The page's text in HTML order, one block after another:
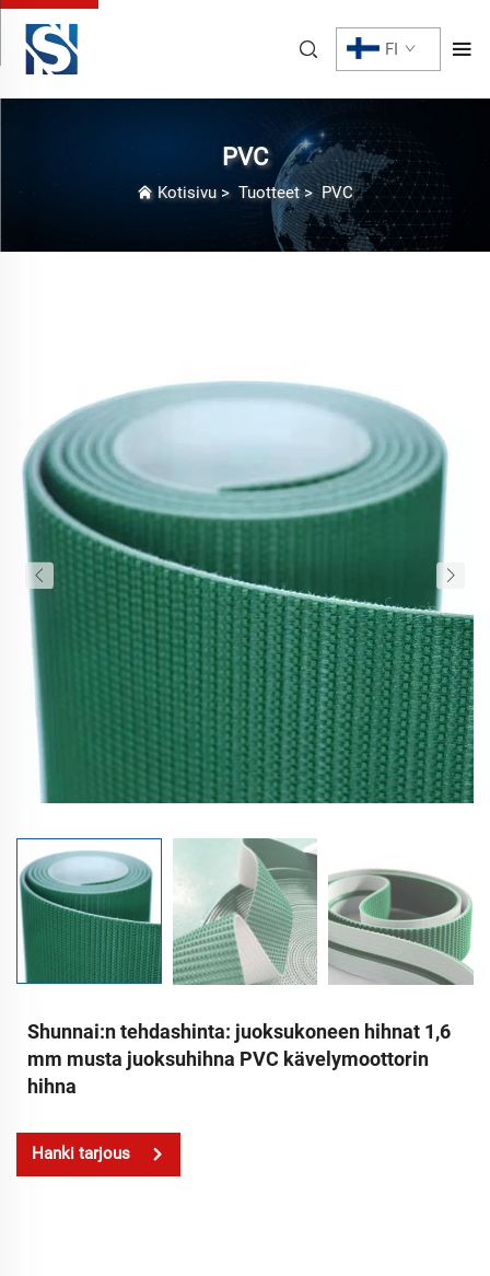
FI
PVC
Kotisivu> Tuotteet>PVC
Shunnai:n tehdashinta: juoksukoneen hihnat 1,6
mm musta juoksuhihna PVC kävelymoottorin
hihna
Hanki tarjous